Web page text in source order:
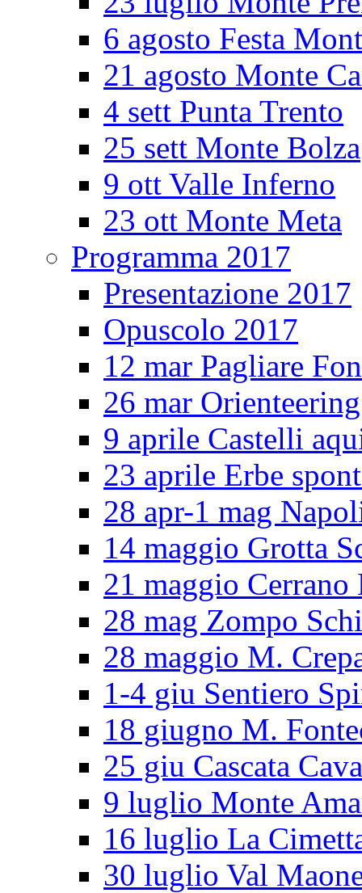
6 agosto Festa
21 agosto Monte
4 sett Punta Trento
25 sett Monte Bolza
9 ott Valle Inferno
23 ott Monte Meta
Programma 2017
Presentazione 2017
Opuscolo 2017
12 mar Pagliare
26 mar
9 aprile Castelli
23 aprile Erbe
28 apr-1 mag
14 maggio Grotta
21 maggio
28 mag Zompo
28 maggio M.
1-4 giu Sentiero
18 giugno M.
25 giu Cascata
9 luglio Monte
16 luglio La
30 luglio Val